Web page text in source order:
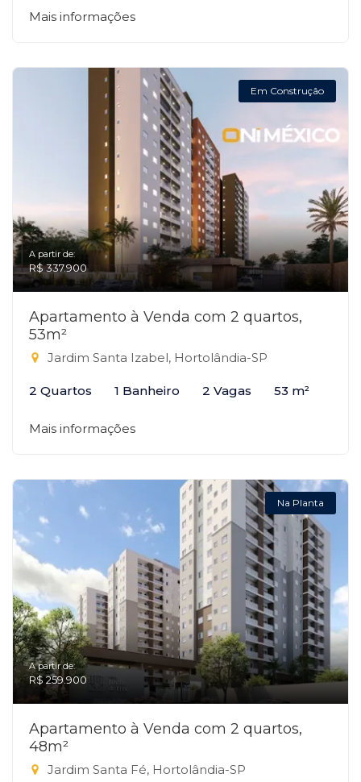
Mais informações
Em Construção
A partir de:
R$ 337.900
Apartamento à Venda com 2 quartos,
53m²
Jardim Santa Izabel, Hortolândia-SP
2 Quartos 1 Banheiro 2 Vagas 53 m²
Mais informações
Na Planta
A partir de:
R$ 259.900
Apartamento à Venda com 2 quartos,
48m²
Jardim Santa Fé, Hortolândia-SP